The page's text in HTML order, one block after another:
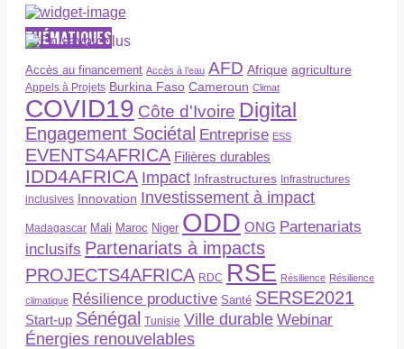
THÉMATIQUES
Accès au financement Accès à l’eau AFD Afrique agriculture
Appels à Projets Burkina Faso Cameroun Climat
COVID19 Côte d'Ivoire Digital
Engagement Sociétal Entreprise ESS
EVENTS4AFRICA Filières durables
IDD4AFRICA Impact Infrastructures Infrastructures
inclusives Innovation Investissement à impact
Madagascar Mali Maroc Niger ODD ONG Partenariats
inclusifs Partenariats à impacts
PROJECTS4AFRICA RDC RSE Résilience Résilience
climatique Résilience productive Santé SERSE2021
Start-up Sénégal Tunisie Ville durable Webinar
Énergies renouvelables